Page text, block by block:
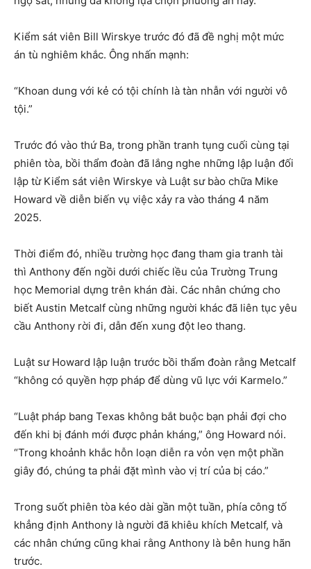
Kiểm sát viên Bill Wirskye trước đó đã đề nghị một mức
án tù nghiêm khắc. Ông nhấn mạnh:
“Khoan dung với kẻ có tội chính là tàn nhẫn với người vô
tội.”
Trước đó vào thứ Ba, trong phần tranh tụng cuối cùng tại
phiên tòa, bồi thẩm đoàn đã lắng nghe những lập luận đối
lập từ Kiểm sát viên Wirskye và Luật sư bào chữa Mike
Howard về diễn biến vụ việc xảy ra vào tháng 4 năm
2025.
Thời điểm đó, nhiều trường học đang tham gia tranh tài
thì Anthony đến ngồi dưới chiếc lều của Trường Trung
học Memorial dựng trên khán đài. Các nhân chứng cho
biết Austin Metcalf cùng những người khác đã liên tục yêu
cầu Anthony rời đi, dẫn đến xung đột leo thang.
Luật sư Howard lập luận trước bồi thẩm đoàn rằng Metcalf
“không có quyền hợp pháp để dùng vũ lực với Karmelo.”
“Luật pháp bang Texas không bắt buộc bạn phải đợi cho
đến khi bị đánh mới được phản kháng,” ông Howard nói.
“Trong khoảnh khắc hỗn loạn diễn ra vỏn vẹn một phần
giây đó, chúng ta phải đặt mình vào vị trí của bị cáo.”
Trong suốt phiên tòa kéo dài gần một tuần, phía công tố
khẳng định Anthony là người đã khiêu khích Metcalf, và
các nhân chứng cũng khai rằng Anthony là bên hung hãn
trước.